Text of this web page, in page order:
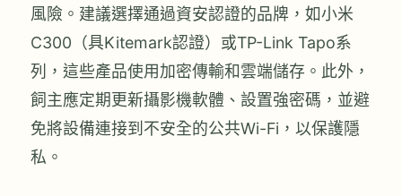
風險。建議選擇通過資安認證的品牌，如小米
C300（具Kitemark認證）或TP-Link Tapo系
列，這些產品使用加密傳輸和雲端儲存。此外，
飼主應定期更新攝影機軟體、設置強密碼，並避
免將設備連接到不安全的公共Wi-Fi，以保護隱
私。